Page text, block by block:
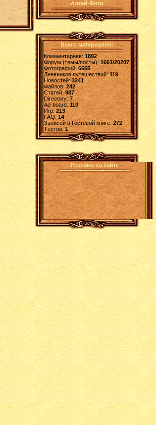
Алтай-Фото
Всего материалов:
Комментариев: 1892
Форум (темы/посты):1661/20207
Фотографий:6655
Дневников путешествий:119
Новостей:3241
Файлов: 242
Статей:987
Directory: 7
Ad-board:110
Игр: 213
FAQ:14
Записей в Гостевой книге:272
Tестов: 1
Реклама на сайте